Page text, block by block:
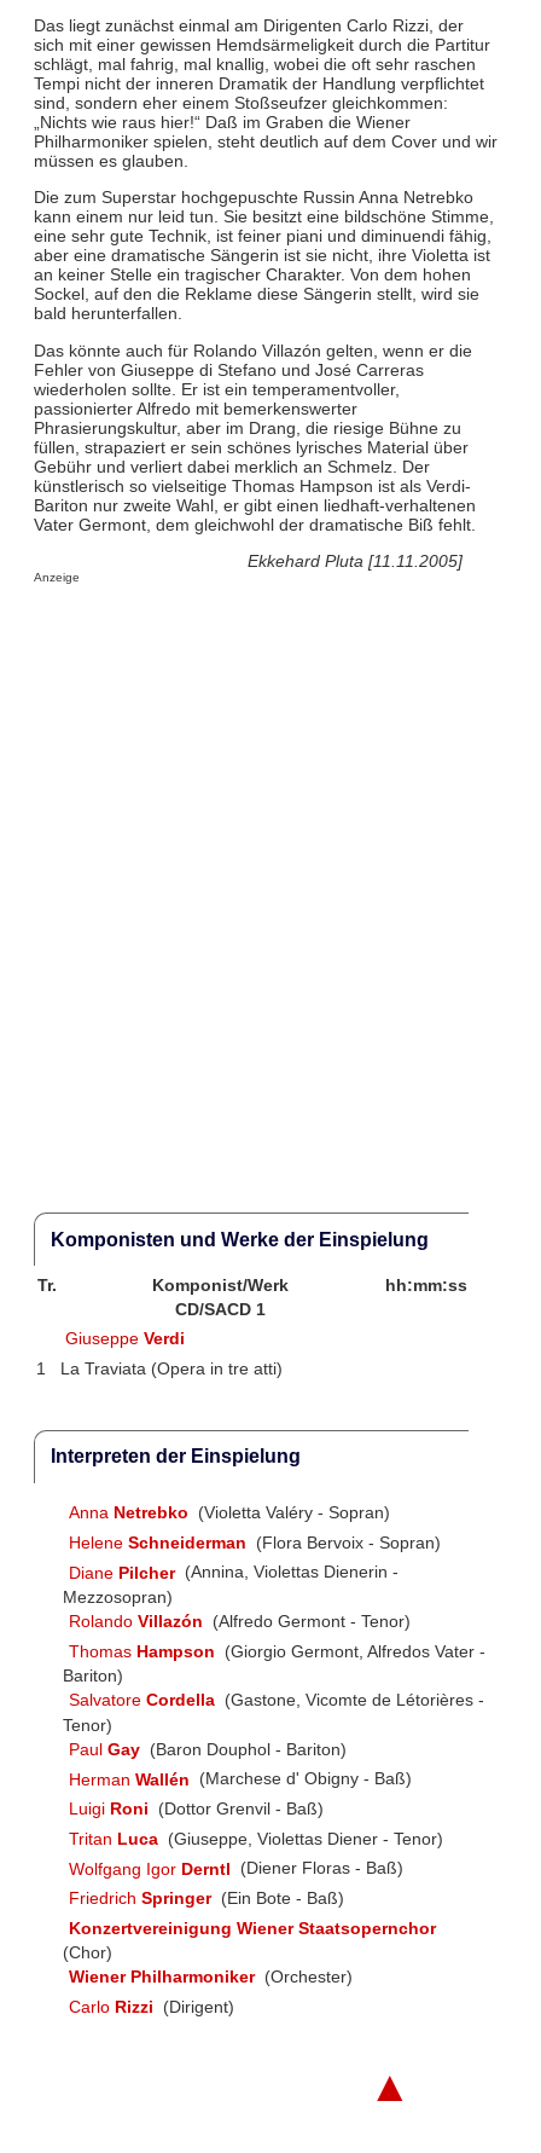
Das liegt zunächst einmal am Dirigenten Carlo Rizzi, der
sich mit einer gewissen Hemdsärmeligkeit durch die Partitur
schlägt, mal fahrig, mal knallig, wobei die oft sehr raschen
Tempi nicht der inneren Dramatik der Handlung verpflichtet
sind, sondern eher einem Stoßseufzer gleichkommen:
„Nichts wie raus hier!“ Daß im Graben die Wiener
Philharmoniker spielen, steht deutlich auf dem Cover und wir
müssen es glauben.
Die zum Superstar hochgepuschte Russin Anna Netrebko
kann einem nur leid tun. Sie besitzt eine bildschöne Stimme,
eine sehr gute Technik, ist feiner piani und diminuendi fähig,
aber eine dramatische Sängerin ist sie nicht, ihre Violetta ist
an keiner Stelle ein tragischer Charakter. Von dem hohen
Sockel, auf den die Reklame diese Sängerin stellt, wird sie
bald herunterfallen.
Das könnte auch für Rolando Villazón gelten, wenn er die
Fehler von Giuseppe di Stefano und José Carreras
wiederholen sollte. Er ist ein temperamentvoller,
passionierter Alfredo mit bemerkenswerter
Phrasierungskultur, aber im Drang, die riesige Bühne zu
füllen, strapaziert er sein schönes lyrisches Material über
Gebühr und verliert dabei merklich an Schmelz. Der
künstlerisch so vielseitige Thomas Hampson ist als Verdi-
Bariton nur zweite Wahl, er gibt einen liedhaft-verhaltenen
Vater Germont, dem gleichwohl der dramatische Biß fehlt.
Ekkehard Pluta [11.11.2005]
Anzeige
Komponisten und Werke der Einspielung
Tr. Komponist/Werk
hh:mm:ss
CD/SACD 1
GiuseppeVerdi
1
La Traviata (Opera in tre atti)
Interpreten der Einspielung
Anna Netrebko
(Violetta Valéry - Sopran)
Helene Schneiderman
(Flora Bervoix - Sopran)
Diane Pilcher (Annina, Violettas Dienerin -
Mezzosopran)
Rolando Villazón
(Alfredo Germont - Tenor)
Thomas Hampson
(Giorgio Germont, Alfredos Vater -
Bariton)
Salvatore Cordella (Gastone, Vicomte de Létorières -
Tenor)
Paul Gay (Baron Douphol - Bariton)
Herman Wallén
(Marchese d' Obigny - Baß)
Luigi Roni
(Dottor Grenvil - Baß)
Tritan Luca (Giuseppe, Violettas Diener - Tenor)
Wolfgang Igor Derntl
(Diener Floras - Baß)
Friedrich Springer (Ein Bote - Baß)
Konzertvereinigung Wiener Staatsopernchor
(Chor)
Wiener Philharmoniker (Orchester)
Carlo Rizzi (Dirigent)
▲